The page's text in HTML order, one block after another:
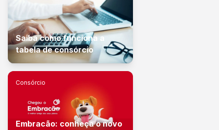
Saiba como funciona a
tabela de consórcio
Consórcio
Embracão: conheça o novo